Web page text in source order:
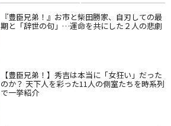
『豊臣兄弟！』お市と柴田勝家、自刃しての最
期と「辞世の句」…運命を共にした２人の悲劇
【豊臣兄弟！】秀吉は本当に「女狂い」だった
のか？ 天下人を彩った11人の側室たちを時系列
で一挙紹介